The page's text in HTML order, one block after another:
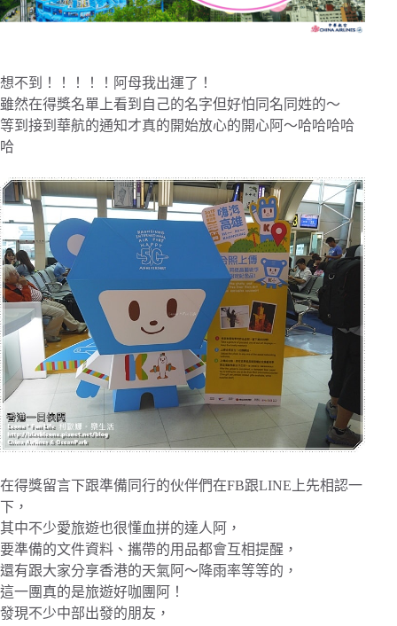
想不到！！！！！阿母我出運了！
雖然在得獎名單上看到自己的名字但好怕同名同姓的～
等到接到華航的通知才真的開始放心的開心阿～哈哈哈哈
哈
在得獎留言下跟準備同行的伙伴們在FB跟LINE上先相認一
下，
其中不少愛旅遊也很懂血拼的達人阿，
要準備的文件資料、攜帶的用品都會互相提醒，
還有跟大家分享香港的天氣阿～降雨率等等的，
這一團真的是旅遊好咖團阿！
發現不少中部出發的朋友，